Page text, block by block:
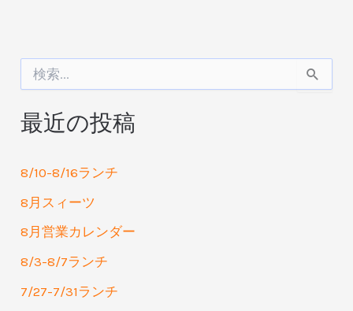
索
象
最近の投稿
8/10-8/16ランチ
8月スィーツ
8月営業カレンダー
8/3-8/7ランチ
7/27-7/31ランチ